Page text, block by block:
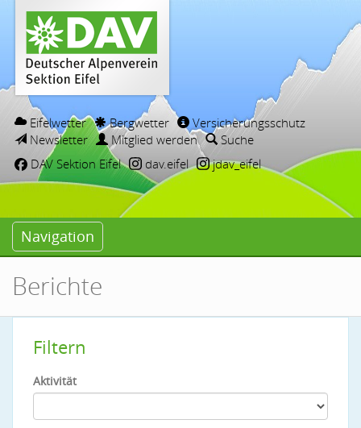
Eifelwetter Bergwetter
Versicherungsschutz
Newsletter
Mitglied werden
Suche
DAV Sektion Eifel
dav.eifel jdav_eifel
Navigation
Berichte
Filtern
Aktivität